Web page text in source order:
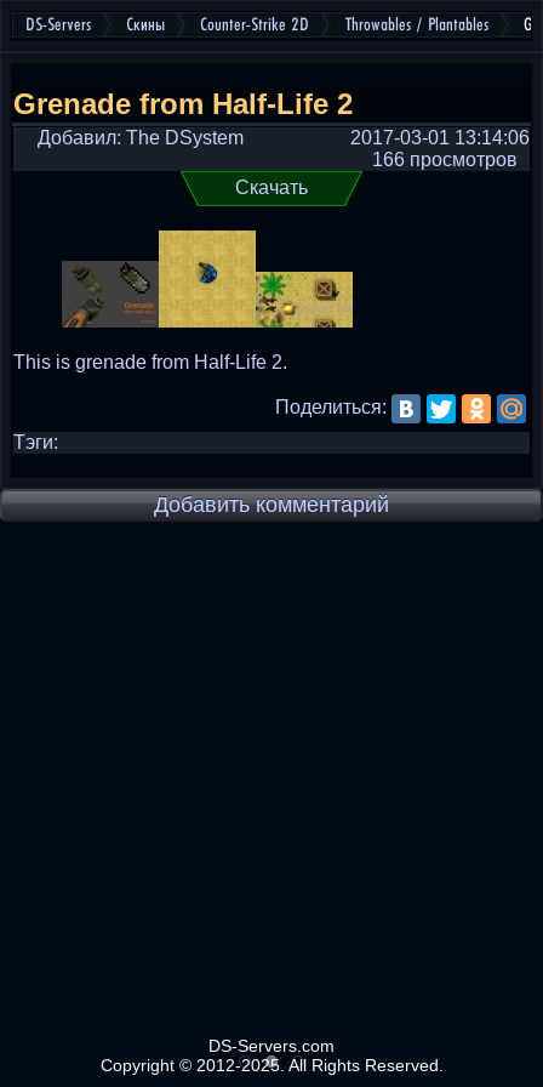
DS-Servers Скины Counter-Strike 2D Throwables / Plantables
Grenade from Half-Life 2
Добавил: The DSystem
2017-03-01 13:14:06
166 просмотров
Скачать
This is grenade from Half-Life 2.
Поделиться:
Тэги:
Добавить комментарий
DS-Servers.com
Copyright © 2012-2025. All Rights Reserved.